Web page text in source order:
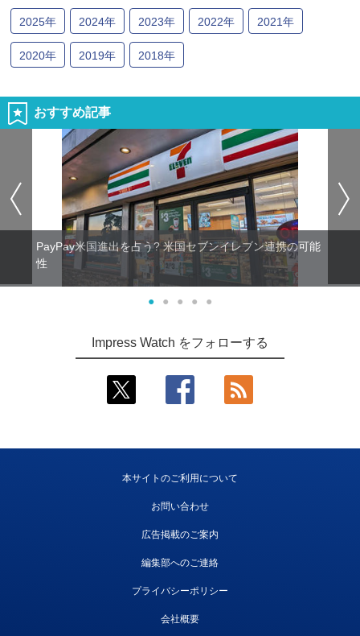
2025年 2024年 2023年 2022年 2021年
2020年 2019年 2018年
おすすめ記事
PayPay米国進出を占う? 米国セブンイレブン連携の可能
性
● ● ● ● ●
Impress Watch をフォローする
本サイトのご利用について
お問い合わせ
広告掲載のご案内
編集部へのご連絡
プライバシーポリシー
会社概要